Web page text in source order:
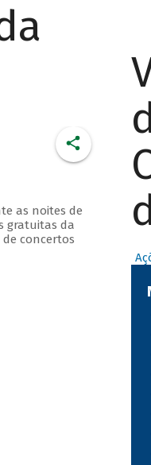
as noites de
gratuitas da
concertos